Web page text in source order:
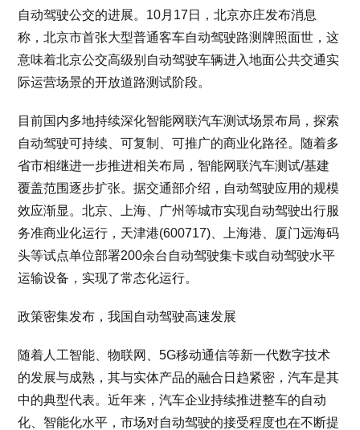
自动驾驶公交的进展。10月17日，北京亦庄发布消息
称，北京市首张大型普通客车自动驾驶路测牌照面世，这
意味着北京公交高级别自动驾驶车辆进入地面公共交通实
际运营场景的开放道路测试阶段。
目前国内多地持续深化智能网联汽车测试场景布局，探索
自动驾驶可持续、可复制、可推广的商业化路径。随着多
省市相继进一步推进相关布局，智能网联汽车测试/基建
覆盖范围逐步扩张。据交通部介绍，自动驾驶应用的规模
效应渐显。北京、上海、广州等城市实现自动驾驶出行服
务准商业化运行，天津港(600717)、上海港、厦门远海码
头等试点单位部署200余台自动驾驶集卡或自动驾驶水平
运输设备，实现了常态化运行。
政策密集发布，我国自动驾驶高速发展
随着人工智能、物联网、5G移动通信等新一代数字技术
的发展与成熟，其与实体产品的融合日趋紧密，汽车是其
中的典型代表。近年来，汽车企业持续推进整车的自动
化、智能化水平，市场对自动驾驶的接受程度也在不断提